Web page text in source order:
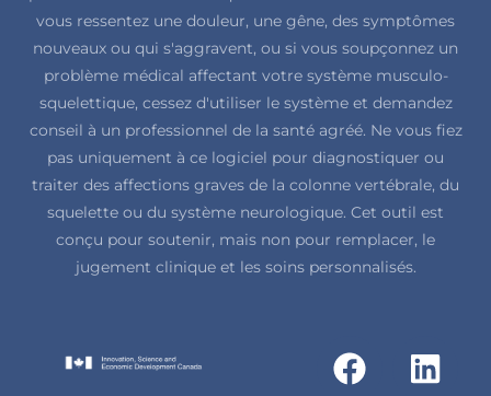
vous ressentez une douleur, une gêne, des symptômes
nouveaux ou qui s'aggravent, ou si vous soupçonnez un
problème médical affectant votre système musculo-
squelettique, cessez d'utiliser le système et demandez
conseil à un professionnel de la santé agréé. Ne vous fiez
pas uniquement à ce logiciel pour diagnostiquer ou
traiter des affections graves de la colonne vertébrale, du
squelette ou du système neurologique. Cet outil est
conçu pour soutenir, mais non pour remplacer, le
jugement clinique et les soins personnalisés.
F
a
L
i
I
n